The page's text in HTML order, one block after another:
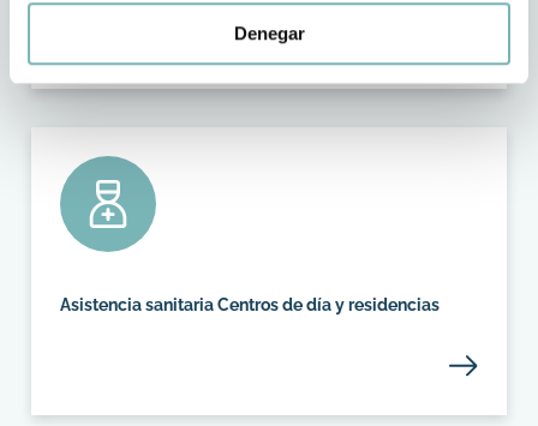
Denegar
Asistencia sanitaria Centros de día y residencias